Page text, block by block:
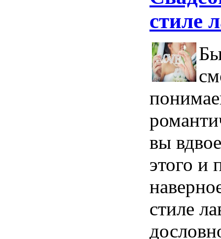
стиле
вы
этого и
стиле